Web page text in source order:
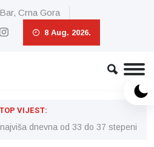
Bar, Crna Gora
8 Aug. 2026.
TOP VIJEST:
dnevna od 33 do 37 stepeni